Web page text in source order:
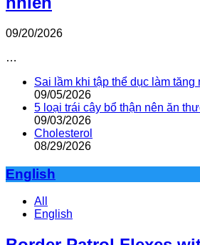
09/20/2026
…
Sai lầm khi tập thể dục làm tăng
09/05/2026
5 loại trái cây bổ thận nên ăn
09/03/2026
Cholesterol
08/29/2026
English
All
English